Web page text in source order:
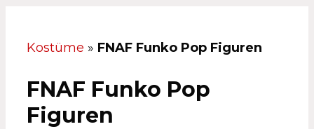
Kostüme » FNAF Funko Pop Figuren
FNAF Funko Pop
Figuren